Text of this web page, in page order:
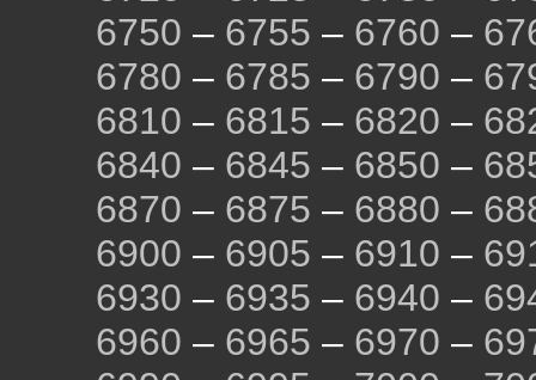
6750 – 6755 – 6760 –
6780 – 6785 – 6790 –
6810 – 6815 – 6820 –
6840 – 6845 – 6850 –
6870 – 6875 – 6880 –
6900 – 6905 – 6910 –
6930 – 6935 – 6940 –
6960 – 6965 – 6970 –